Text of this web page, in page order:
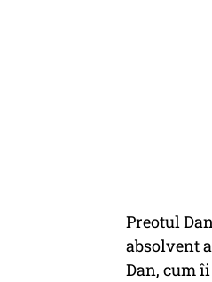
Preotul
absolvent
Dan, cum